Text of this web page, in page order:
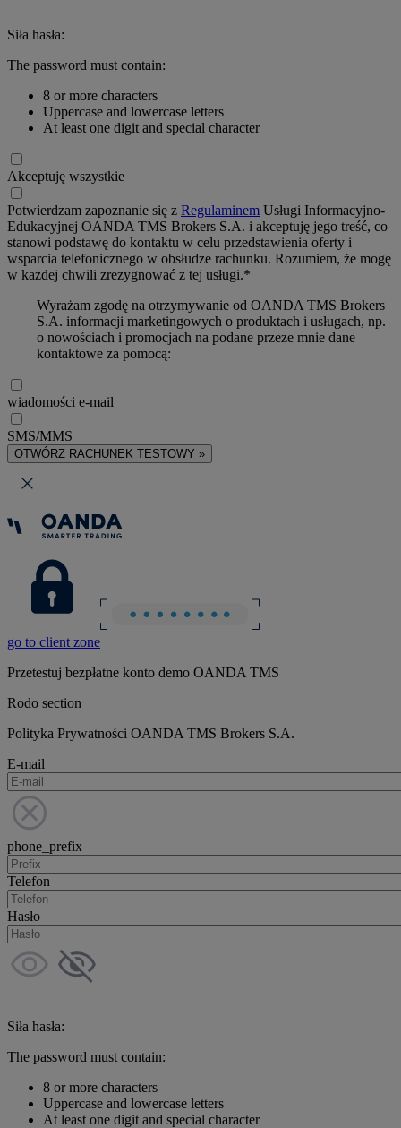
Siła hasła:
The password must contain:
8 or more characters
Uppercase and lowercase letters
At least one digit and special character
Akceptuję wszystkie
Potwierdzam zapoznanie się z Regulaminem Usługi Informacyjno-
Edukacyjnej OANDA TMS Brokers S.A. i akceptuję jego treść, co
stanowi podstawę do kontaktu w celu przedstawienia oferty i
wsparcia telefonicznego w obsłudze rachunku. Rozumiem, że mogę
w każdej chwili zrezygnować z tej usługi.*
Wyrażam zgodę na otrzymywanie od OANDA TMS Brokers
S.A. informacji marketingowych o produktach i usługach, np.
o nowościach i promocjach na podane przeze mnie dane
kontaktowe za pomocą:
wiadomości e-mail
SMS/MMS
OTWÓRZ RACHUNEK TESTOWY »
go to client zone
Przetestuj bezpłatne konto demo OANDA TMS
Rodo section
Polityka Prywatności OANDA TMS Brokers S.A.
E-mail
phone_prefix
Telefon
Hasło
Siła hasła:
The password must contain:
8 or more characters
Uppercase and lowercase letters
At least one digit and special character